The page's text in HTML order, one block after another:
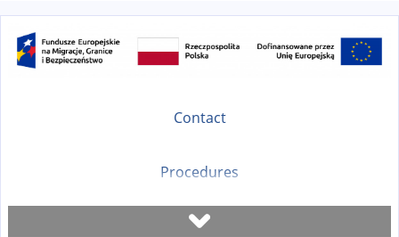
Contact
Procedures
Book a visit